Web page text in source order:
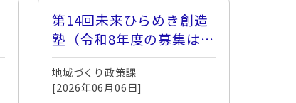
第14回未来ひらめき創造
塾（令和8年度の募集は終
了しました。）
地域づくり政策課
[2026年06月06日]